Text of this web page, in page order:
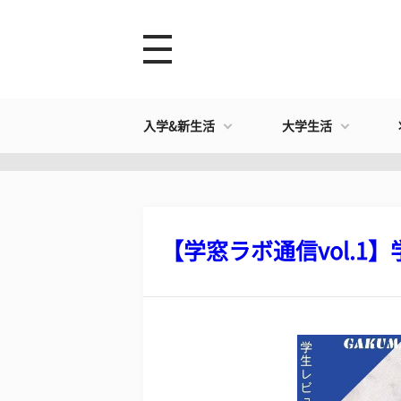
入学&新生活 大学生活
【学窓ラボ通信vol.1】